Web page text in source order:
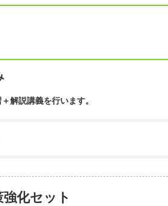
解説講義を行います。
化セット